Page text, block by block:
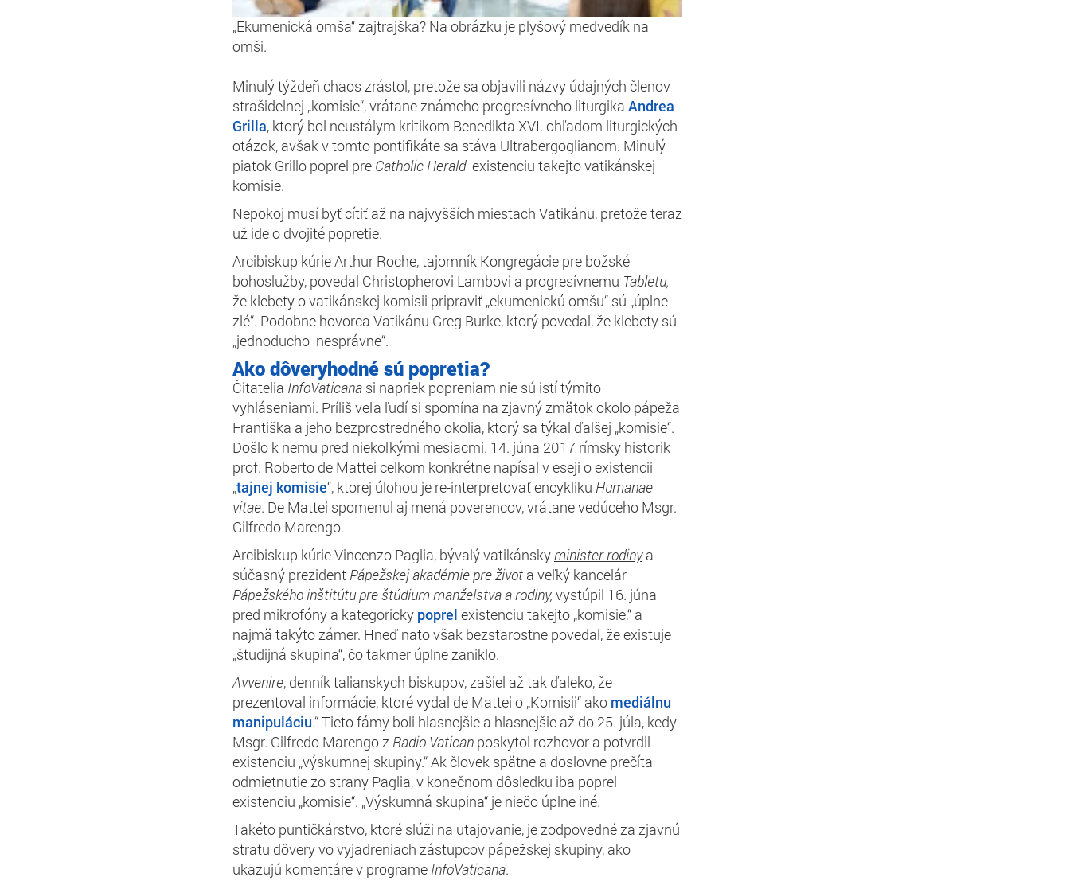
„Ekumenická omša“ zajtrajška? Na obrázku je plyšový medvedík na
omši.
Minulý týždeň chaos zrástol, pretože sa objavili názvy údajných členov
strašidelnej „komisie“, vrátane známeho progresívneho liturgika Andrea
Grilla, ktorý bol neustálym kritikom Benedikta XVI. ohľadom liturgických
otázok, avšak v tomto pontifikáte sa stáva Ultrabergoglianom. Minulý
piatok Grillo poprel pre Catholic Herald existenciu takejto vatikánskej
komisie.
Nepokoj musí byť cítiť až na najvyšších miestach Vatikánu, pretože teraz
už ide o dvojité popretie.
Arcibiskup kúrie Arthur Roche, tajomník Kongregácie pre božské
bohoslužby, povedal Christopherovi Lambovi a progresívnemu Tabletu,
že klebety o vatikánskej komisii pripraviť „ekumenickú omšu“ sú „úplne
zlé“. Podobne hovorca Vatikánu Greg Burke, ktorý povedal, že klebety sú
„jednoducho nesprávne“.
Ako dôveryhodné sú popretia?
Čitatelia InfoVaticana si napriek popreniam nie sú istí týmito
vyhláseniami. Príliš veľa ľudí si spomína na zjavný zmätok okolo pápeža
Františka a jeho bezprostredného okolia, ktorý sa týkal ďalšej „komisie“.
Došlo k nemu pred niekoľkými mesiacmi. 14. júna 2017 rímsky historik
prof. Roberto de Mattei celkom konkrétne napísal v eseji o existencii
„tajnej komisie“, ktorej úlohou je re-interpretovať encykliku Humanae
vitae. De Mattei spomenul aj mená poverencov, vrátane vedúceho Msgr.
Gilfredo Marengo.
Arcibiskup kúrie Vincenzo Paglia, bývalý vatikánskyminister rodinya
súčasný prezident Pápežskej akadémie pre život a veľký kancelár
Pápežského inštitútu pre štúdium manželstva a rodiny, vystúpil 16. júna
pred mikrofóny a kategoricky poprel existenciu takejto „komisie,“ a
najmä takýto zámer. Hneď nato však bezstarostne povedal, že existuje
„študijná skupina“, čo takmer úplne zaniklo.
Avvenire, denník talianskych biskupov, zašiel až tak ďaleko, že
prezentoval informácie, ktoré vydal de Mattei o „Komisii“ ako mediálnu
manipuláciu.“ Tieto fámy boli hlasnejšie a hlasnejšie až do 25. júla, kedy
Msgr. Gilfredo Marengo z Radio Vatican poskytol rozhovor a potvrdil
existenciu „výskumnej skupiny.“ Ak človek spätne a doslovne prečíta
odmietnutie zo strany Paglia, v konečnom dôsledku iba poprel
existenciu „komisie“. „Výskumná skupina“ je niečo úplne iné.
Takéto puntičkárstvo, ktoré slúži na utajovanie, je zodpovedné za zjavnú
stratu dôvery vo vyjadreniach zástupcov pápežskej skupiny, ako
ukazujú komentáre v programe InfoVaticana.